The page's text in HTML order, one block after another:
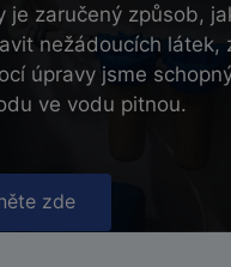
je zaručený způsob,
nežádoucích látek,
úpravy jsme
ve vodu pitnou.
zde